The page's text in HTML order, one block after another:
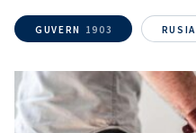
GUVERN 1903 RUSIA
Titlu știre+ Adaugă titlu
Fotografie
+ Încarcă imagine
Link media+ Link media